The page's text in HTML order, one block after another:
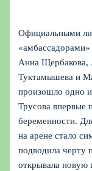
Официальными
Анна Щербакова,
Туктамышева и
произошло одно
Трусова впервые
беременности.
на арене стало
подводила черту
открывала новую